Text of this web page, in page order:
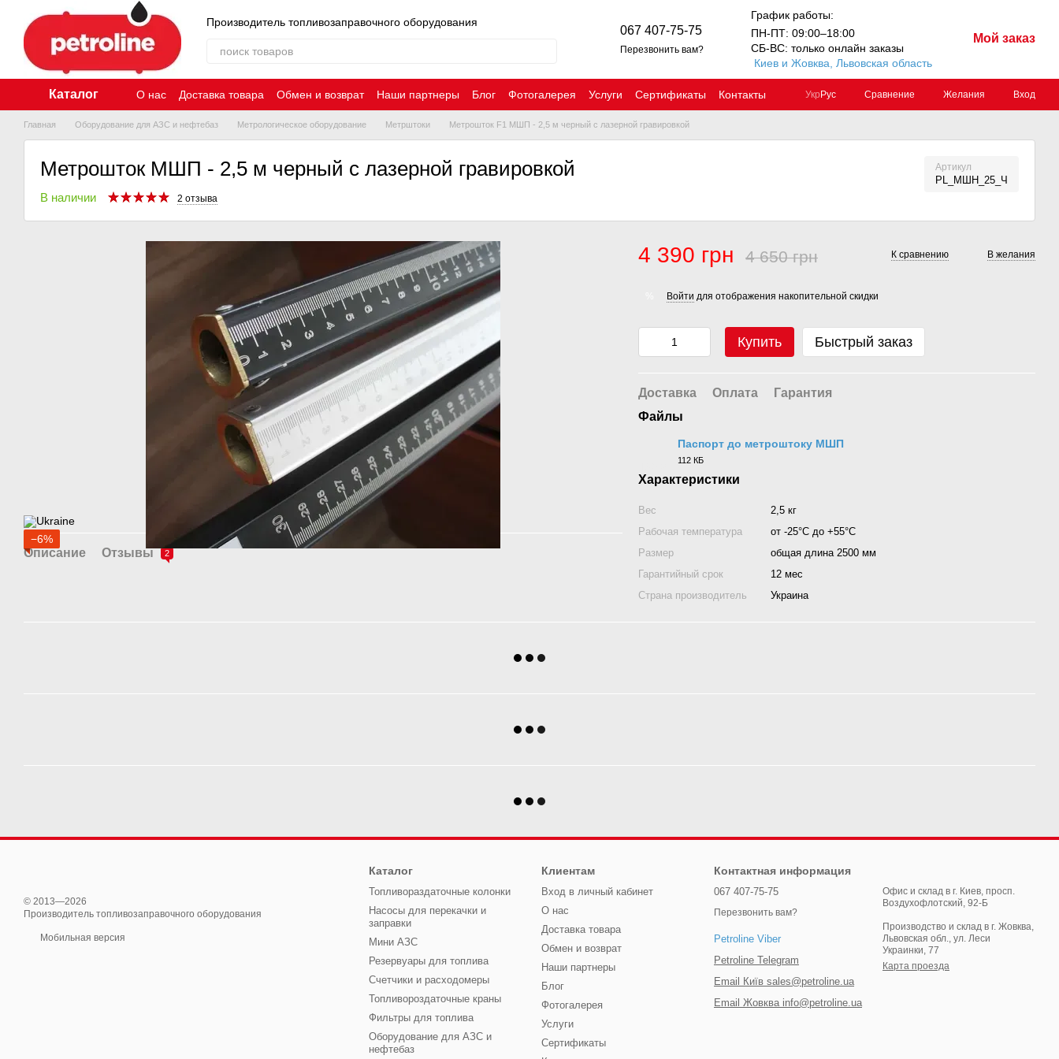
Перейти к основному контенту
Производитель топливозаправочного оборудования
067 407-75-75
Перезвонить вам?
График работы:
ПН-ПТ: 09:00–18:00
СБ-ВС: только онлайн заказы
Киев и Жовква, Львовская область
Мой заказ
Каталог О нас Доставка товара Обмен и возврат Наши партнеры Блог Фотогалерея Услуги Сертификаты Контакты Укр Рус Сравнение Желания Вход
Главная Оборудование для АЗС и нефтебаз Метрологическое оборудование Метрштоки Метрошток F1 МШП - 2,5 м черный с лазерной гравировкой
Метрошток МШП - 2,5 м черный с лазерной гравировкой Артикул
PL_МШН_25_Ч
В наличии 2 отзыва
−6%
Описание Отзывы 2
4 390 грн 4 650 грн К сравнению В желания
Войти для отображения накопительной скидки
Купить Быстрый заказ
Доставка Оплата
Гарантия
Файлы
Паспорт до метроштоку МШП
112 КБ
Характеристики
Вес
2,5 кг
Рабочая температура
от -25°С до +55°С
Размер
общая длина 2500 мм
Гарантийный срок
12 мес
Страна производитель
Украина
© 2013—2026
Производитель топливозаправочного оборудования
Мобильная версия
Каталог
Топливораздаточные колонки
Насосы для перекачки и
заправки
Мини АЗС
Резервуары для топлива
Счетчики и расходомеры
Топливороздаточные краны
Фильтры для топлива
Оборудование для АЗС и
нефтебаз
Клиентам
Вход в личный кабинет
О нас
Доставка товара
Обмен и возврат
Наши партнеры
Блог
Фотогалерея
Услуги
Сертификаты
Контактная информация
067 407-75-75
Перезвонить вам?
Petroline Viber
Petroline Telegram
Email Київ sales@petroline.ua
Email Жовква info@petroline.ua
Офис и склад в г. Киев, просп.
Воздухофлотский, 92-Б
Производство и склад в г. Жовква,
Львовская обл., ул. Леси
Украинки, 77
Карта проезда